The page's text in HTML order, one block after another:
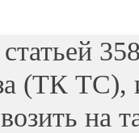
(ТК ТС),
на